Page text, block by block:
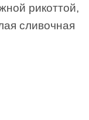
рикоттой,
сливочная